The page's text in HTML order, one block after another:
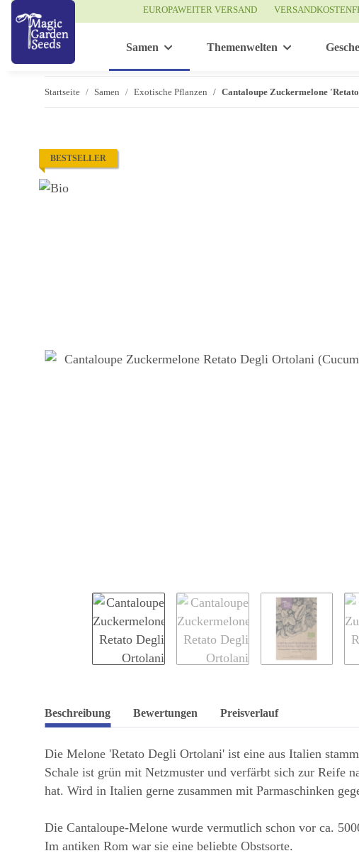
EUROPAWEITER VERSAND
Samen Themenwelten
Startseite Samen Exotische Pflanzen Cantaloupe Zuckermelone
BESTSELLER
Beschreibung Bewertungen Preisverlauf
Die Melone 'Retato Degli Ortolani' ist eine aus Italien
Schale ist grün mit Netzmuster und verfärbt sich zur Reife
hat. Wird in Italien gerne zusammen mit Parmaschinken
Die Cantaloupe-Melone wurde vermutlich schon vor ca.
Im antiken Rom war sie eine beliebte Obstsorte.